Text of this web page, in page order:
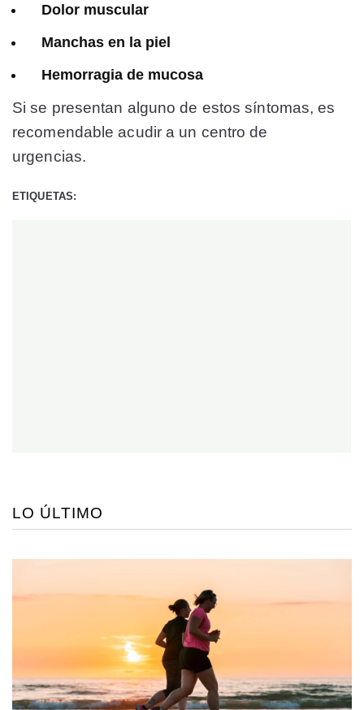
Dolor muscular
Manchas en la piel
Hemorragia de mucosa
Si se presentan alguno de estos síntomas, es
recomendable acudir a un centro de
urgencias.
ETIQUETAS:
LO ÚLTIMO